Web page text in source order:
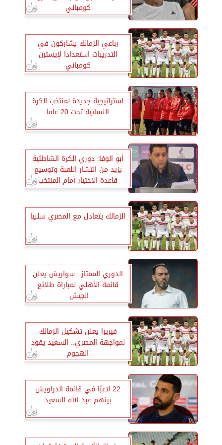
كومباني
رباعي الزمالك يشاركون في
التدريبات استعدادا لإيسترن
كومباني
استراتيجية جديدة لمنتخب الكرة
النسائية تحت 20 عاما
أبو الوفا: دوري الكرة الشاطئية
يزيد من انتشار اللعبة وتوسيع
قاعدة الاختيار أمام المنتخب
الزمالك يتعادل مع المصري سلبيا
الدوري الممتاز.. سواريش يعلن
قائمة الأهلي لمباراة طلائع
الجيش ‏
فيريرا يعلن تشكيل الزمالك
لمواجهة المصري.. السعيد يقود
الهجوم
22 لاعبًا في قائمة الدراويش
بينهم عبد الله السعيد